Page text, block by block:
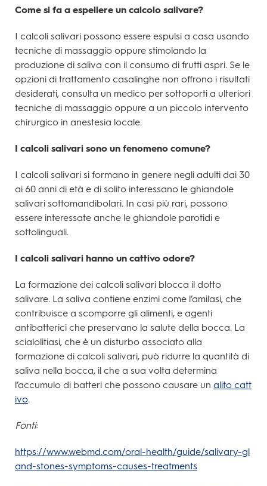
Come si fa a espellere un calcolo salivare?
I calcoli salivari possono essere espulsi a casa usando
tecniche di massaggio oppure stimolando la
produzione di saliva con il consumo di frutti aspri. Se le
opzioni di trattamento casalinghe non offrono i risultati
desiderati, consulta un medico per sottoporti a ulteriori
tecniche di massaggio oppure a un piccolo intervento
chirurgico in anestesia locale.
I calcoli salivari sono un fenomeno comune?
I calcoli salivari si formano in genere negli adulti dai 30
ai 60 anni di età e di solito interessano le ghiandole
salivari sottomandibolari. In casi più rari, possono
essere interessate anche le ghiandole parotidi e
sottolinguali.
I calcoli salivari hanno un cattivo odore?
La formazione dei calcoli salivari blocca il dotto
salivare. La saliva contiene enzimi come l’amilasi, che
contribuisce a scomporre gli alimenti, e agenti
antibatterici che preservano la salute della bocca. La
scialolitiasi, che è un disturbo associato alla
formazione di calcoli salivari, può ridurre la quantità di
saliva nella bocca, il che a sua volta determina
l’accumulo di batteri che possono causare un alito catt
ivo.
Fonti:
https://www.webmd.com/oral-health/guide/salivary-gl
and-stones-symptoms-causes-treatments